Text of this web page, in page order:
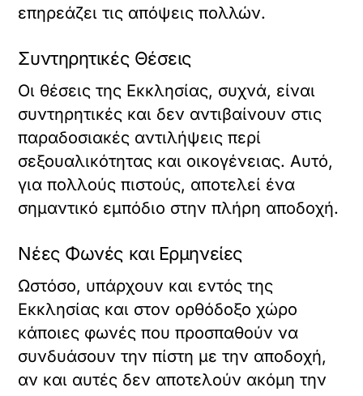
επηρεάζει τις απόψεις πολλών.
Συντηρητικές Θέσεις
Οι θέσεις της Εκκλησίας, συχνά, είναι
συντηρητικές και δεν αντιβαίνουν στις
παραδοσιακές αντιλήψεις περί
σεξουαλικότητας και οικογένειας. Αυτό,
για πολλούς πιστούς, αποτελεί ένα
σημαντικό εμπόδιο στην πλήρη αποδοχή.
Νέες Φωνές και Ερμηνείες
Ωστόσο, υπάρχουν και εντός της
Εκκλησίας και στον ορθόδοξο χώρο
κάποιες φωνές που προσπαθούν να
συνδυάσουν την πίστη με την αποδοχή,
αν και αυτές δεν αποτελούν ακόμη την